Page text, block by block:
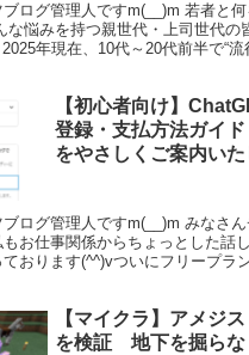
ログ管理人ですm(__)m 若者と
悩みを持つ親世代・上司世代の
年現在、10代～20代前半で“
【初心者向け】
登録・支払方法ガイ
をやさしくご案内い
ログ管理人ですm(__)m みなさ
お仕事関係からちょっとした話
おります(^^)vついにフリープラ
【マイクラ】アメジ
を検証 地下を掘らな